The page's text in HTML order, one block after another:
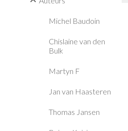
Michel Baudoin
Chislaine van den
Bulk
Martyn F
Jan van Haasteren
Thomas Jansen